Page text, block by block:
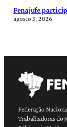
Fenajufe
agosto 3, 2026
Federação
Trabalhadoras do